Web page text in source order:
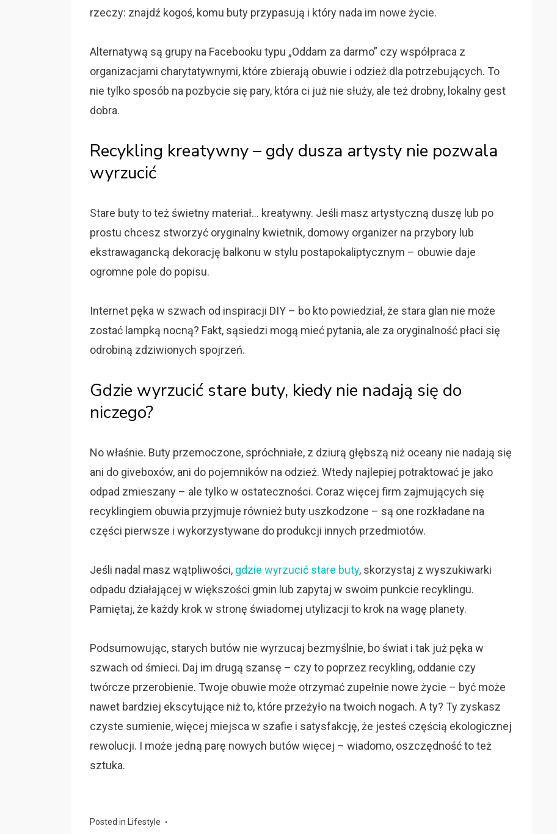
rzeczy: znajdź kogoś, komu buty przypasują i który nada im nowe życie.
Alternatywą są grupy na Facebooku typu „Oddam za darmo” czy współpraca z
organizacjami charytatywnymi, które zbierają obuwie i odzież dla potrzebujących. To
nie tylko sposób na pozbycie się pary, która ci już nie służy, ale też drobny, lokalny gest
dobra.
Recykling kreatywny – gdy dusza artysty nie pozwala
wyrzucić
Stare buty to też świetny materiał… kreatywny. Jeśli masz artystyczną duszę lub po
prostu chcesz stworzyć oryginalny kwietnik, domowy organizer na przybory lub
ekstrawagancką dekorację balkonu w stylu postapokaliptycznym – obuwie daje
ogromne pole do popisu.
Internet pęka w szwach od inspiracji DIY – bo kto powiedział, że stara glan nie może
zostać lampką nocną? Fakt, sąsiedzi mogą mieć pytania, ale za oryginalność płaci się
odrobiną zdziwionych spojrzeń.
Gdzie wyrzucić stare buty, kiedy nie nadają się do
niczego?
No właśnie. Buty przemoczone, spróchniałe, z dziurą głębszą niż oceany nie nadają się
ani do giveboxów, ani do pojemników na odzież. Wtedy najlepiej potraktować je jako
odpad zmieszany – ale tylko w ostateczności. Coraz więcej firm zajmujących się
recyklingiem obuwia przyjmuje również buty uszkodzone – są one rozkładane na
części pierwsze i wykorzystywane do produkcji innych przedmiotów.
Jeśli nadal masz wątpliwości, gdzie wyrzucić stare buty, skorzystaj z wyszukiwarki
odpadu działającej w większości gmin lub zapytaj w swoim punkcie recyklingu.
Pamiętaj, że każdy krok w stronę świadomej utylizacji to krok na wagę planety.
Podsumowując, starych butów nie wyrzucaj bezmyślnie, bo świat i tak już pęka w
szwach od śmieci. Daj im drugą szansę – czy to poprzez recykling, oddanie czy
twórcze przerobienie. Twoje obuwie może otrzymać zupełnie nowe życie – być może
nawet bardziej ekscytujące niż to, które przeżyło na twoich nogach. A ty? Ty zyskasz
czyste sumienie, więcej miejsca w szafie i satysfakcję, że jesteś częścią ekologicznej
rewolucji. I może jedną parę nowych butów więcej – wiadomo, oszczędność to też
sztuka.
Posted in Lifestyle